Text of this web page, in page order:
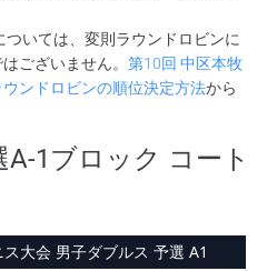
いては、変則ラウンドロビンに
ございません。 第10回 中区本牧
ンドロビンの順位決定方法から
1ブロック コート